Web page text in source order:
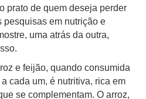
prato de quem deseja perder
pesquisas em nutrição e
uma atrás da outra,
e feijão, quando consumida
cada um, é nutritiva, rica em
se complementam. O arroz,